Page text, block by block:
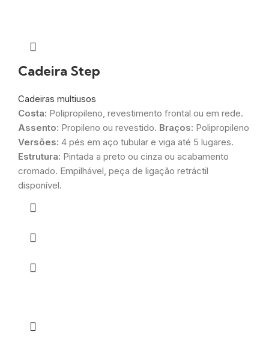
Cadeira Step
Cadeiras multiusos
Costa: Polipropileno, revestimento frontal ou em rede.
Assento: Propileno ou revestido. Braços: Polipropileno
Versões: 4 pés em aço tubular e viga até 5 lugares.
Estrutura: Pintada a preto ou cinza ou acabamento
cromado. Empilhável, peça de ligação retráctil
disponível.